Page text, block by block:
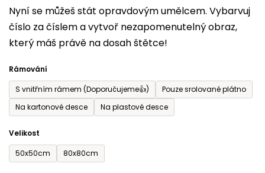
Nyní se můžeš stát opravdovým umělcem. Vybarvuj
číslo za číslem a vytvoř nezapomenutelný obraz,
který máš právě na dosah štětce!
Rámování
S vnitřním rámem (Doporučujeme👍)
Pouze srolované plátno
Na kartonové desce
Na plastové desce
Velikost
50x50cm
80x80cm
produktu
je
0,0
5
hvězdiček.